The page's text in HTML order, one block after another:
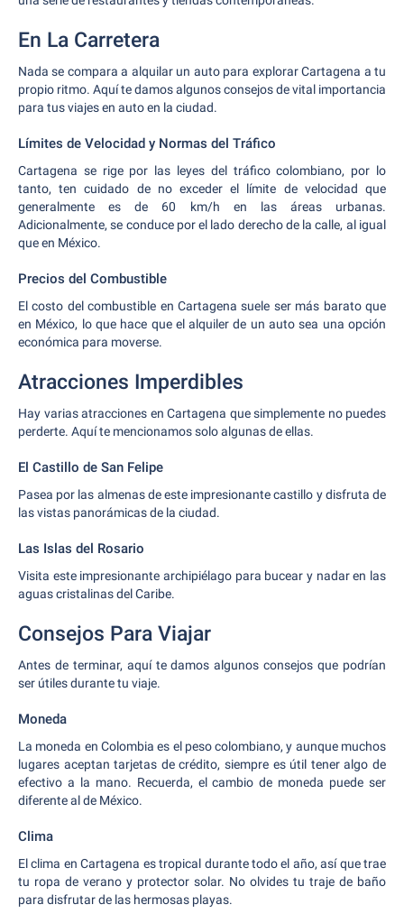
En La Carretera
Nada se compara a alquilar un auto para explorar Cartagena a tu
propio ritmo. Aquí te damos algunos consejos de vital importancia
para tus viajes en auto en la ciudad.
Límites de Velocidad y Normas del Tráfico
Cartagena se rige por las leyes del tráfico colombiano, por lo
tanto, ten cuidado de no exceder el límite de velocidad que
generalmente es de 60 km/h en las áreas urbanas.
Adicionalmente, se conduce por el lado derecho de la calle, al igual
que en México.
Precios del Combustible
El costo del combustible en Cartagena suele ser más barato que
en México, lo que hace que el alquiler de un auto sea una opción
económica para moverse.
Atracciones Imperdibles
Hay varias atracciones en Cartagena que simplemente no puedes
perderte. Aquí te mencionamos solo algunas de ellas.
El Castillo de San Felipe
Pasea por las almenas de este impresionante castillo y disfruta de
las vistas panorámicas de la ciudad.
Las Islas del Rosario
Visita este impresionante archipiélago para bucear y nadar en las
aguas cristalinas del Caribe.
Consejos Para Viajar
Antes de terminar, aquí te damos algunos consejos que podrían
ser útiles durante tu viaje.
Moneda
La moneda en Colombia es el peso colombiano, y aunque muchos
lugares aceptan tarjetas de crédito, siempre es útil tener algo de
efectivo a la mano. Recuerda, el cambio de moneda puede ser
diferente al de México.
Clima
El clima en Cartagena es tropical durante todo el año, así que trae
tu ropa de verano y protector solar. No olvides tu traje de baño
para disfrutar de las hermosas playas.